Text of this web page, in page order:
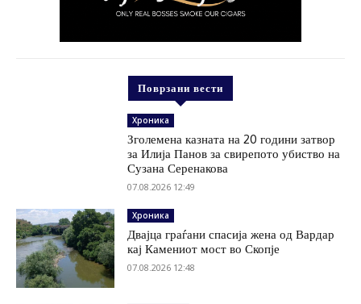
Поврзани вести
Хроника
Зголемена казната на 20 години затвор
за Илија Панов за свирепото убиство на
Сузана Серенакова
07.08.2026 12:49
Хроника
Двајца граѓани спасија жена од Вардар
кај Камениот мост во Скопје
07.08.2026 12:48